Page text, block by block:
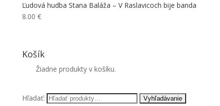
Ľudová hudba Stana Baláža – V Raslavicoch bije banda
8.00 €
Košík
Žiadne produkty v košíku.
Hľadať: